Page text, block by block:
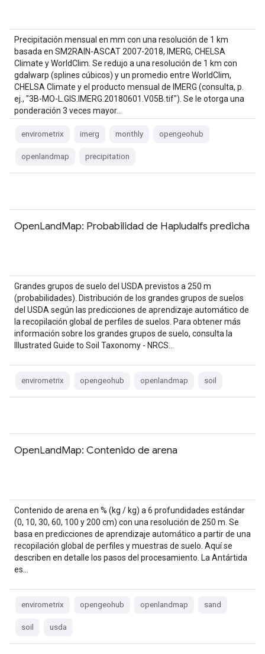
Precipitación mensual en mm con una resolución de 1 km
basada en SM2RAIN-ASCAT 2007-2018, IMERG, CHELSA
Climate y WorldClim. Se redujo a una resolución de 1 km con
gdalwarp (splines cúbicos) y un promedio entre WorldClim,
CHELSA Climate y el producto mensual de IMERG (consulta, p.
ej., "3B-MO-L.GIS.IMERG.20180601.V05B.tif"). Se le otorga una
ponderación 3 veces mayor…
envirometrix imerg monthly opengeohub
openlandmap precipitation
OpenLandMap: Probabilidad de Hapludalfs predicha
Grandes grupos de suelo del USDA previstos a 250 m
(probabilidades). Distribución de los grandes grupos de suelos
del USDA según las predicciones de aprendizaje automático de
la recopilación global de perfiles de suelos. Para obtener más
información sobre los grandes grupos de suelo, consulta la
Illustrated Guide to Soil Taxonomy - NRCS…
envirometrix opengeohub openlandmap soil
OpenLandMap: Contenido de arena
Contenido de arena en % (kg / kg) a 6 profundidades estándar
(0, 10, 30, 60, 100 y 200 cm) con una resolución de 250 m. Se
basa en predicciones de aprendizaje automático a partir de una
recopilación global de perfiles y muestras de suelo. Aquí se
describen en detalle los pasos del procesamiento. La Antártida
es…
envirometrix opengeohub openlandmap sand
soil usda